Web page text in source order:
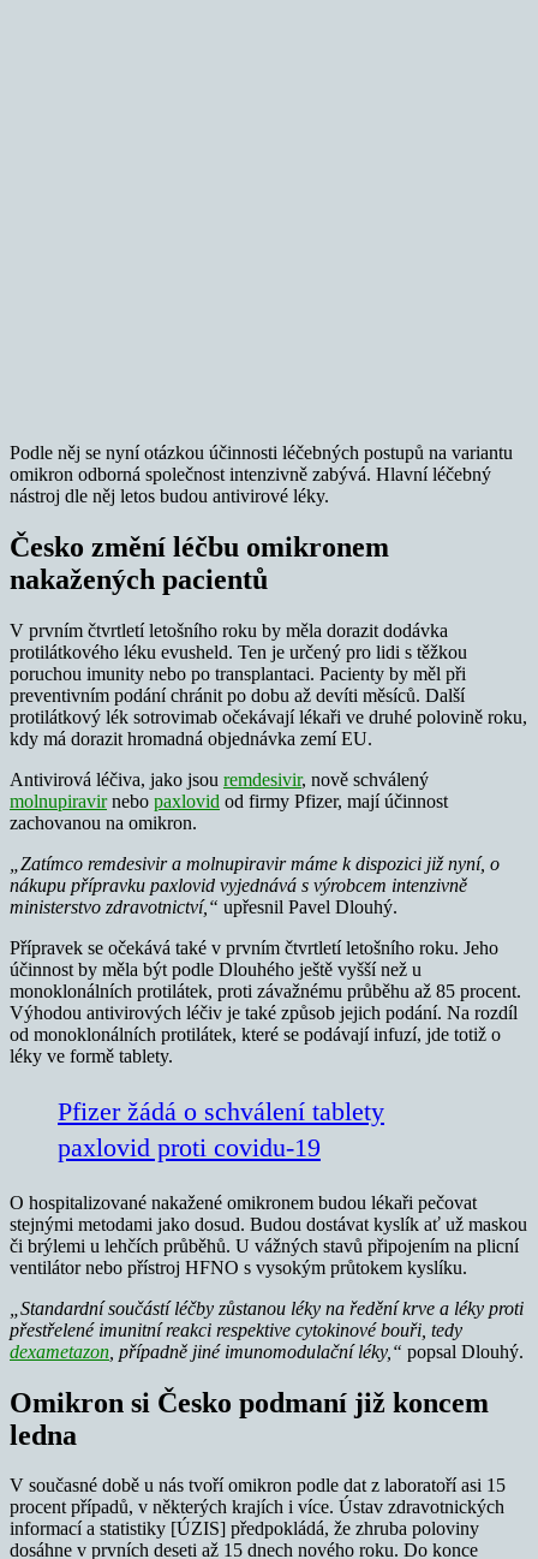
Podle něj se nyní otázkou účinnosti léčebných postupů na variantu
omikron odborná společnost intenzivně zabývá. Hlavní léčebný
nástroj dle něj letos budou antivirové léky.
Česko změní léčbu omikronem
nakažených pacientů
V prvním čtvrtletí letošního roku by měla dorazit dodávka
protilátkového léku evusheld. Ten je určený pro lidi s těžkou
poruchou imunity nebo po transplantaci. Pacienty by měl při
preventivním podání chránit po dobu až devíti měsíců. Další
protilátkový lék sotrovimab očekávají lékaři ve druhé polovině roku,
kdy má dorazit hromadná objednávka zemí EU.
Antivirová léčiva, jako jsou remdesivir, nově schválený
molnupiravirnebo paxlovid od firmy Pfizer, mají účinnost
zachovanou na omikron.
„Zatímco remdesivir a molnupiravir máme k dispozici již nyní, o
nákupu přípravku paxlovid vyjednává s výrobcem intenzivně
ministerstvo zdravotnictví,“ upřesnil Pavel Dlouhý.
Přípravek se očekává také v prvním čtvrtletí letošního roku. Jeho
účinnost by měla být podle Dlouhého ještě vyšší než u
monoklonálních protilátek, proti závažnému průběhu až 85 procent.
Výhodou antivirových léčiv je také způsob jejich podání. Na rozdíl
od monoklonálních protilátek, které se podávají infuzí, jde totiž o
léky ve formě tablety.
Pfizer žádá o schválení tablety
paxlovid proti covidu-19
O hospitalizované nakažené omikronem budou lékaři pečovat
stejnými metodami jako dosud. Budou dostávat kyslík ať už maskou
či brýlemi u lehčích průběhů. U vážných stavů připojením na plicní
ventilátor nebo přístroj HFNO s vysokým průtokem kyslíku.
„Standardní součástí léčby zůstanou léky na ředění krve a léky proti
přestřelené imunitní reakci respektive cytokinové bouři, tedy
dexametazon , případně jiné imunomodulační léky,“ popsal Dlouhý.
Omikron si Česko podmaní již koncem
ledna
V současné době u nás tvoří omikron podle dat z laboratoří asi 15
procent případů, v některých krajích i více. Ústav zdravotnických
informací a statistiky [ÚZIS] předpokládá, že zhruba poloviny
dosáhne v prvních deseti až 15 dnech nového roku. Do konce